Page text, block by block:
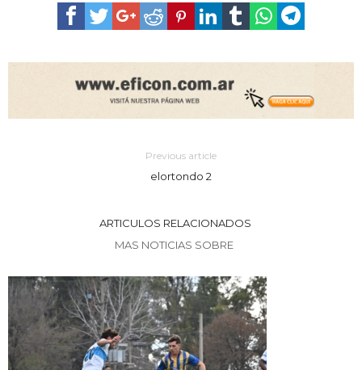
Previous article
elortondo 2
ARTICULOS RELACIONADOS
MAS NOTICIAS SOBRE